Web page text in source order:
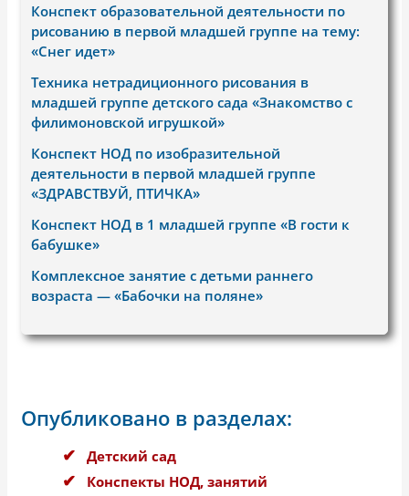
Конспект образовательной деятельности по
рисованию в первой младшей группе на тему:
«Снег идет»
Техника нетрадиционного рисования в
младшей группе детского сада «Знакомство с
филимоновской игрушкой»
Конспект НОД по изобразительной
деятельности в первой младшей группе
«ЗДРАВСТВУЙ, ПТИЧКА»
Конспект НОД в 1 младшей группе «В гости к
бабушке»
Комплексное занятие с детьми раннего
возраста — «Бабочки на поляне»
Опубликовано в разделах:
Детский сад
Конспекты НОД, занятий